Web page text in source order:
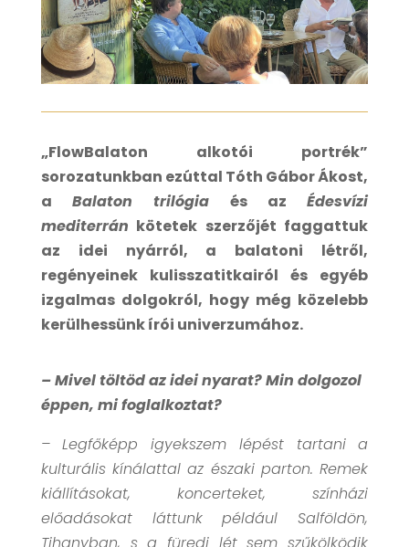
„FlowBalaton alkotói portrék”
sorozatunkban ezúttal Tóth Gábor Ákost,
aBalaton trilógia és azÉdesvízi
mediterrán kötetek szerzőjét faggattuk
az idei nyárról, a balatoni létről,
regényeinek kulisszatitkairól és egyéb
izgalmas dolgokról, hogy még közelebb
kerülhessünk írói univerzumához.
– Mivel töltöd az idei nyarat?Min dolgozol
éppen, mi foglalkoztat?
– Legfőképp igyekszem lépést tartani a
kulturális kínálattal az északi parton. Remek
kiállításokat, koncerteket, színházi
előadásokat láttunk például Salföldön,
Tihanyban, s a füredi lét sem szűkölködik